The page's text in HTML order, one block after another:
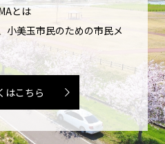
とは
小美玉市民のための市民メ
はこちら